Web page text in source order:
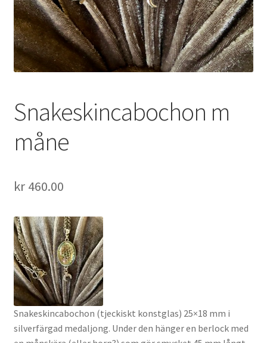
Snakeskincabochon m
måne
kr460.00
Snakeskincabochon (tjeckiskt konstglas) 25×18 mm i
silverfärgad medaljong. Under den hänger en berlock med